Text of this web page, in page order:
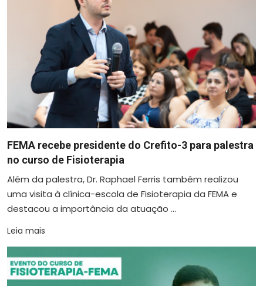
FEMA recebe presidente do Crefito-3 para palestra
no curso de Fisioterapia
Além da palestra, Dr. Raphael Ferris também realizou
uma visita à clínica-escola de Fisioterapia da FEMA e
destacou a importância da atuação ...
Leia mais